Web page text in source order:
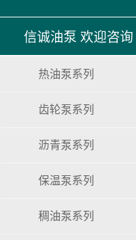
信诚油泵 欢迎咨询
热油泵系列
齿轮泵系列
沥青泵系列
保温泵系列
稠油泵系列